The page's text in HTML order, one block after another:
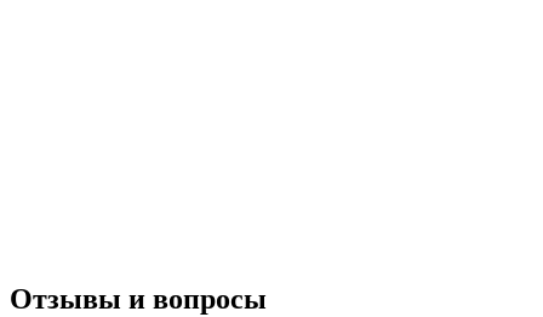
Отзывы и вопросы